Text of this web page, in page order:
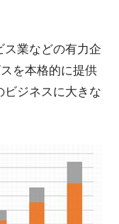
業などの有力企
を本格的に提供
ジネスに大きな